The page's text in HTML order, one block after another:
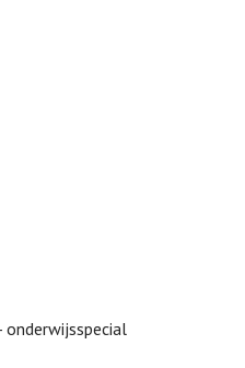
onderwijsspecial